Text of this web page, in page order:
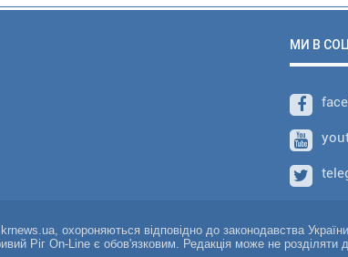
МИ В
охороняються відповідно до законодавства
Ріг On-Line є обов'язковим. Редакція може не розділяти